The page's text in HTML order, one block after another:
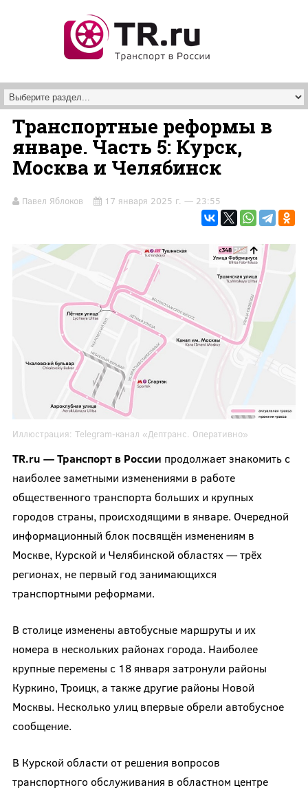
Транспортные реформы в
январе. Часть 5: Курск,
Москва и Челябинск
Павел Яблоков 17 января 2025 г. — 23:55
Иллюстрация: Telegram-канал «Дептранс. Оперативно»
TR.ru — Транспорт в России продолжает знакомить с
наиболее заметными изменениями в работе
общественного транспорта больших и крупных
городов страны, происходящими в январе. Очередной
информационный блок посвящён изменениям в
Москве, Курской и Челябинской областях — трёх
регионах, не первый год занимающихся
транспортными реформами.
В столице изменены автобусные маршруты и их
номера в нескольких районах города. Наиболее
крупные перемены с 18 января затронули районы
Куркино, Троицк, а также другие районы Новой
Москвы. Несколько улиц впервые обрели автобусное
сообщение.
В Курской области от решения вопросов
транспортного обслуживания в областном центре